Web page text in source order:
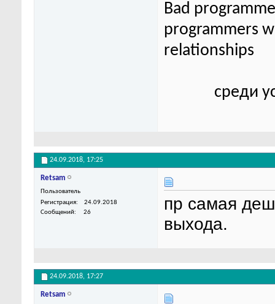
Bad
programmers
relationships
среди
24.09.2018, 17:25
Retsam
Пользователь
Регистрация
24.09.2018
Сообщений
26
пр самая
выхода.
24.09.2018, 17:27
Retsam